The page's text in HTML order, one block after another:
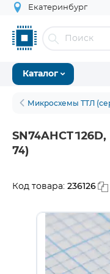
Екатеринбург
Каталог
Микросхемы ТТЛ
74)
Код товара: 236126